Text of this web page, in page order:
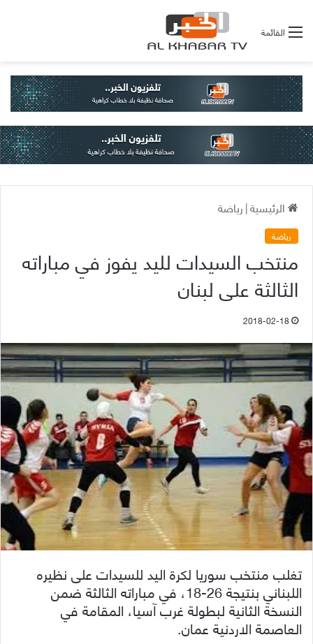
القائمة
الرئيسية|رياضة
رياضة
منتخب السيدات لليد يفوز في مباراته
الثالثة على لبنان
2018-02-18
تغلب منتخب سوريا لكرة اليد للسيدات على نظيره
اللبناني بنتيجة 26-18، في مباراته الثالثة ضمن
النسخة الثانية لبطولة غرب آسيا، المقامة في
العاصمة الاردنية عمان.